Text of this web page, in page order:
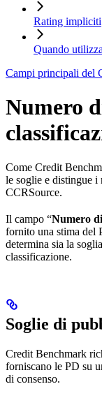
Rating impliciti
Quando
Campi principali del
Numero
Come Credit
le soglie e distingue
CCRSource.
Il campo “Numero
fornito una stima del
determina sia la
classificazione.
Soglie di
Credit Benchmark
forniscano le PD su
di consenso.